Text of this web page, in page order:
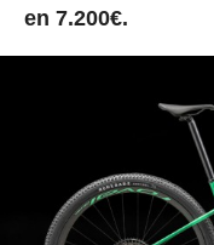
en 7.200€.